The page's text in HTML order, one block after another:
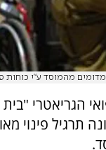
מדומים מהמוסד ע"י כוחות
הגריאטרי
תרגיל פינוי